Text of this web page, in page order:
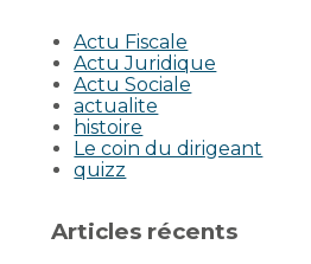
Actu Fiscale
Actu Juridique
Actu Sociale
actualite
histoire
Le coin du dirigeant
quizz
Articles récents